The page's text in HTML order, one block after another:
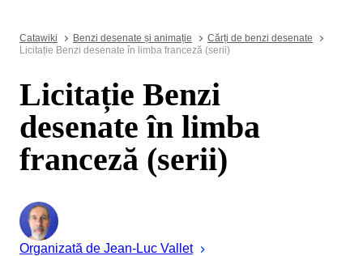
Catawiki Benzi desenate și animație
Cărți de benzi desenate
Licitație Benzi desenate în limba franceză (serii)
Licitație Benzi
desenate în limba
franceză (serii)
Organizată de Jean-Luc Vallet